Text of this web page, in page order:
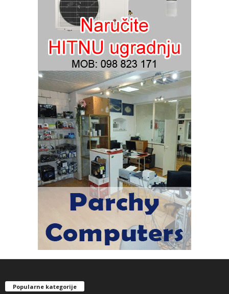
Popularne kategorije